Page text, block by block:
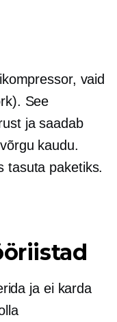
vaid
See
ja saadab
kaudu.
tasuta paketiks.
ja ei karda